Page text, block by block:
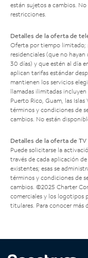
están sujetos a cambios.
restricciones.
Detalles de la oferta de
Oferta por tiempo limitado;
residenciales (que no
30 días) y que estén al día
aplican tarifas estándar
mantienen los servicios
llamadas ilimitadas incluyen
Puerto Rico, Guam, las
términos y condiciones de
cambios. No están
Detalles de la oferta de TV
Puede solicitarse la
través de cada aplicación
existentes; esas se
términos y condiciones de
cambios. ©2025 Charter
comerciales y los logotipos
titulares. Para conocer más